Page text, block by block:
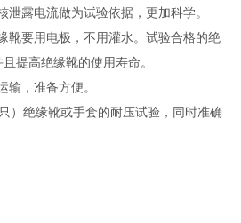
泄露电流做为试验依据，更加科学。
靴要用电极，不用灌水。试验合格的绝
提高绝缘靴的使用寿命。
输，准备方便。
）绝缘靴或手套的耐压试验，同时准确